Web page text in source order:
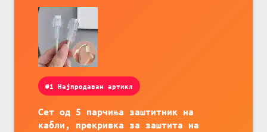
#1 Најпродаван артикл
Сет од 5 парчиња заштитник на
кабли, прекривка за заштита на